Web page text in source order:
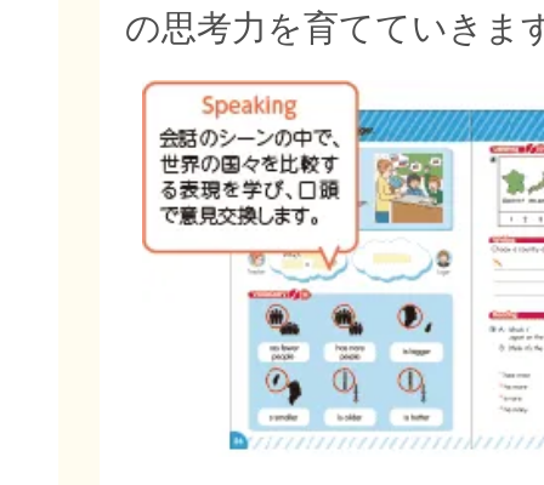
の思考力を育てていきま